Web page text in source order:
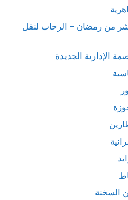
من رمضان – الرحاب لنقل
الإدارية الجديدة
السخنة